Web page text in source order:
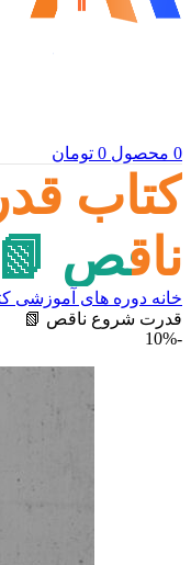
0 محصول 0 تومان
کتاب
ناقص 📗
خانه دوره های آموزشی
قدرت شروع ناقص 📗
-10%